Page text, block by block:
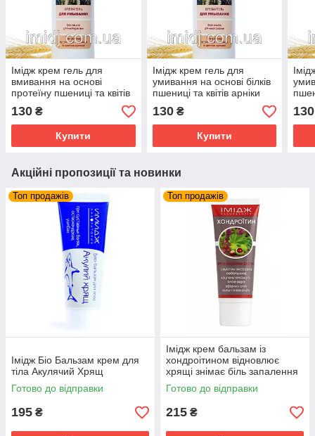
Імідж крем гель для
вмивання на основі
протеїну пшениці та квітів
арніки
130 ₴
Купити
Імідж крем гель для
умивання на основі білків
пшениці та квітів арніки
130₴
Купити
130
Акційні пропозиції та новинки
Топ продажів
Імідж Біо Бальзам крем для
тіла Акулячий Хрящ
Готово до відправки
195 ₴
Топ продажів
Імідж крем бальзам із
хондроітином відновлює
хрящі знімає біль запалення
суглобів та м'язів
Готово до відправки
215 ₴